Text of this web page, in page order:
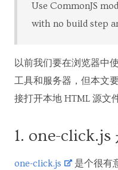
Use CommonJS
with no build step
以前我们要在浏览器中
工具和服务器，但本文
接打开本地 HTML 源文
1. one-click.js
one-click.js
是个很有